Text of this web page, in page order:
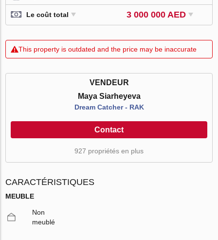
Le coût total 3 000 000 AED
This property is outdated and the price may be inaccurate
VENDEUR
Maya Siarheyeva
Dream Catcher - RAK
Contact
927 propriétés en plus
CARACTÉRISTIQUES
MEUBLE
Non
meublé